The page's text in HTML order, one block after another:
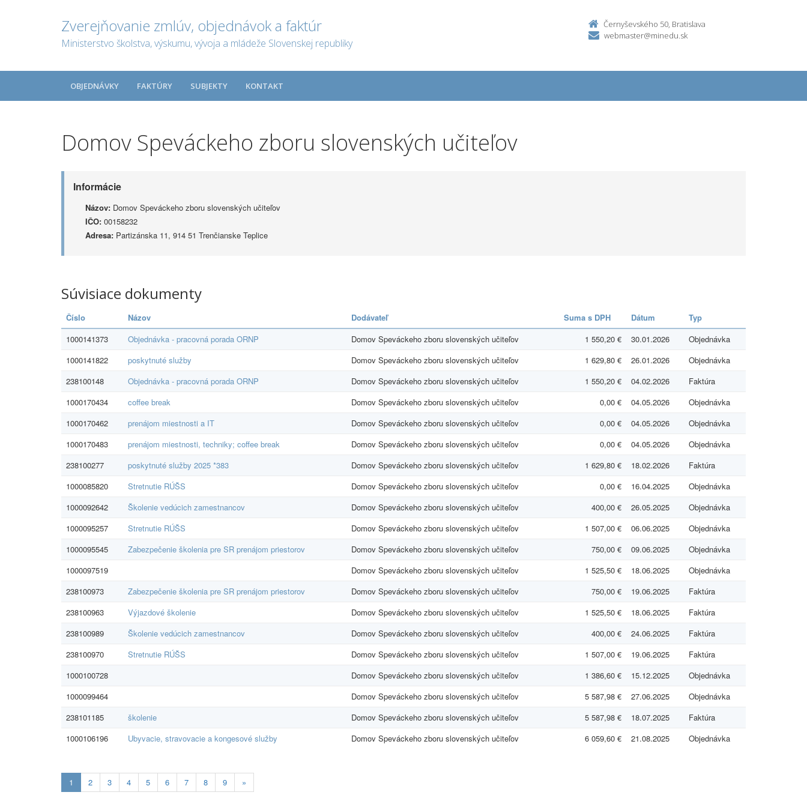
Zverejňovanie zmlúv, objednávok a faktúr
Ministerstvo školstva, výskumu, vývoja a mládeže Slovenskej republiky
Černyševského 50, Bratislava
webmaster@minedu.sk
OBJEDNÁVKY FAKTÚRY SUBJEKTY KONTAKT
Domov Speváckeho zboru slovenských učiteľov
Informácie
Názov: Domov Speváckeho zboru slovenských učiteľov
IČO: 00158232
Adresa: Partizánska 11, 914 51 Trenčianske Teplice
Súvisiace dokumenty
Číslo Názov Dodávateľ Suma s DPH Dátum
Typ
1000141373
Objednávka - pracovná porada ORNP Domov Speváckeho zboru slovenských učiteľov 1 550,20 € 30.01.2026
Objednávka
1000141822
poskytnuté služby Domov Speváckeho zboru slovenských učiteľov 1 629,80 € 26.01.2026
Objednávka
238100148
Objednávka - pracovná porada ORNP Domov Speváckeho zboru slovenských učiteľov 1 550,20 € 04.02.2026
Faktúra
1000170434
coffee break Domov Speváckeho zboru slovenských učiteľov 0,00 € 04.05.2026
Objednávka
1000170462
prenájom miestnosti a IT Domov Speváckeho zboru slovenských učiteľov 0,00 € 04.05.2026
Objednávka
1000170483
prenájom miestnosti, techniky; coffee break Domov Speváckeho zboru slovenských učiteľov 0,00 € 04.05.2026
Objednávka
238100277
poskytnuté služby 2025 *383 Domov Speváckeho zboru slovenských učiteľov 1 629,80 € 18.02.2026
Faktúra
1000085820
Stretnutie RÚŠS Domov Speváckeho zboru slovenských učiteľov 0,00 € 16.04.2025
Objednávka
1000092642
Školenie vedúcich zamestnancov Domov Speváckeho zboru slovenských učiteľov 400,00 € 26.05.2025
Objednávka
1000095257
Stretnutie RÚŠS Domov Speváckeho zboru slovenských učiteľov 1 507,00 € 06.06.2025
Objednávka
1000095545
Zabezpečenie školenia pre SR prenájom priestorov Domov Speváckeho zboru slovenských učiteľov 750,00 € 09.06.2025
Objednávka
1000097519
Domov Speváckeho zboru slovenských učiteľov 1 525,50 € 18.06.2025
Objednávka
238100973
Zabezpečenie školenia pre SR prenájom priestorov Domov Speváckeho zboru slovenských učiteľov 750,00 € 19.06.2025
Faktúra
238100963
Výjazdové školenie Domov Speváckeho zboru slovenských učiteľov 1 525,50 € 18.06.2025
Faktúra
238100989
Školenie vedúcich zamestnancov Domov Speváckeho zboru slovenských učiteľov 400,00 € 24.06.2025
Faktúra
238100970
Stretnutie RÚŠS Domov Speváckeho zboru slovenských učiteľov 1 507,00 € 19.06.2025
Faktúra
1000100728
Domov Speváckeho zboru slovenských učiteľov 1 386,60 € 15.12.2025
Objednávka
1000099464
Domov Speváckeho zboru slovenských učiteľov 5 587,98 € 27.06.2025
Objednávka
238101185
školenie Domov Speváckeho zboru slovenských učiteľov 5 587,98 € 18.07.2025
Faktúra
1000106196
Ubyvacie, stravovacie a kongesové služby Domov Speváckeho zboru slovenských učiteľov 6 059,60 € 21.08.2025 Objednávka
1 Aktualna-
stranka
2 3 4 5 6 7 8 9 »